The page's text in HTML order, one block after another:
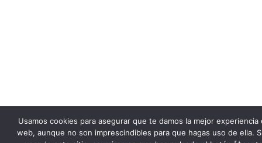
Usamos cookies para asegurar que te damos la mejor experiencia
web, aunque no son imprescindibles para que hagas uso de ella.